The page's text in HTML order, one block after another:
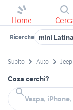
Home
Ricerche mini
Subito Auto Jeep
Cosa cerchi?